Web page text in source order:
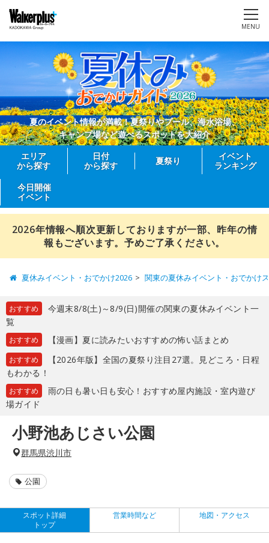
MENU
夏のイベント情報が満載！夏祭りやプール、海水浴場、
キャンプ場など遊べるスポットを大紹介
エリア
から探す
日付
から探す
夏祭り
イベント
ランキング
今日開催
イベント
2026年情報へ順次更新しておりますが一部、昨年の情
報もございます。予めご了承ください。
夏休みイベント・おでかけ2026 関東の夏休みイベント・おでかけ
おすすめ
今週末8/8(土)～8/9(日)開催の関東の夏休みイベント一
覧
おすすめ 【漫画】夏に読みたいおすすめの怖い話まとめ
おすすめ
【2026年版】全国の夏祭り注目27選。見どころ・日程
もわかる！
おすすめ
雨の日も暑い日も安心！おすすめ屋内施設・室内遊び
場ガイド
小野池あじさい公園
群馬県渋川市
公園
スポット詳細
トップ
営業時間など 地図・アクセス